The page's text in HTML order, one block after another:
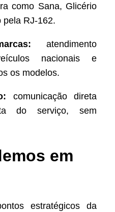
como Sana, Glicério
pela RJ-162.
atendimento
nacionais e
os modelos.
comunicação direta
do serviço, sem
em
estratégicos da